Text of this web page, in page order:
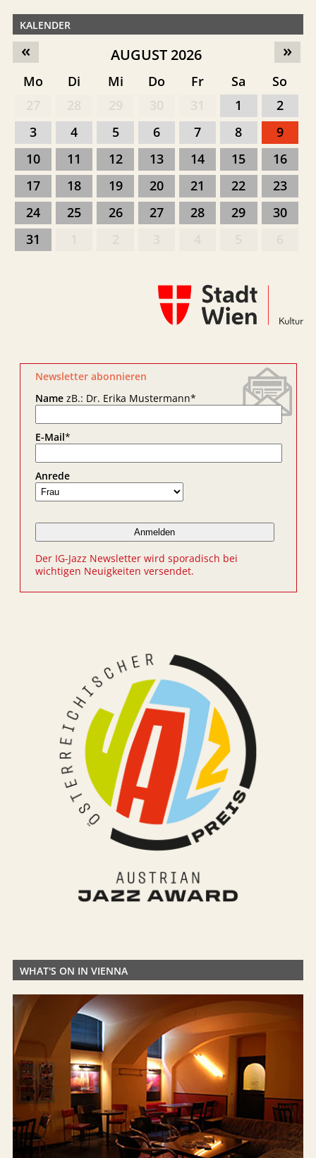
KALENDER
»
« AUGUST 2026
Mo Di Mi Do Fr Sa
So
1
2
3
4 5 6 7 8
9
10
11 12 13 14 15
16
17
18 19 20 21 22
23
24
25 26 27 28 29
30
31
Newsletter abonnieren
NamezB.: Dr. Erika Mustermann*
E-Mail*
Anrede
Der IG-Jazz Newsletter wird sporadisch bei
wichtigen Neuigkeiten versendet.
WHAT'S ON IN VIENNA